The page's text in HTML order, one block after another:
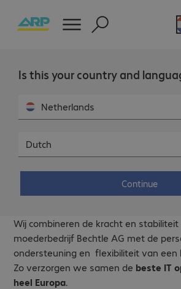
Is this your country and
Netherlands
Dutch
Continue
gebied van
Workplace, AV, Print &
IT Infrastructure, IT Servicesen
Van advies tot hardware. Maar liefst
helpen jou bij het vinden van de best
Wij combineren de kracht en
moederbedrijf Bechtle AG met de
ondersteuning en flexibiliteit van een
Zo verzorgen we samen de beste IT
heel Europa.